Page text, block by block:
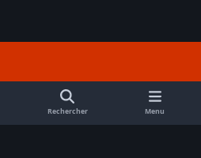
f
a
c
Rechercher Menu